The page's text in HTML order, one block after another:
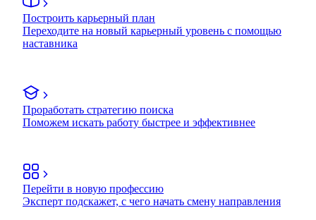
Построить карьерный план
Переходите на новый карьерный уровень с помощью
наставника
Проработать стратегию поиска
Поможем искать работу быстрее и эффективнее
Перейти в новую профессию
Эксперт подскажет, с чего начать смену направления